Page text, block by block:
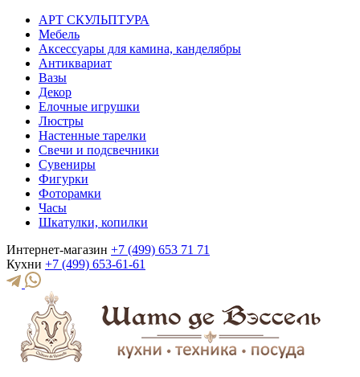
АРТ СКУЛЬПТУРА
Мебель
Аксессуары для камина, канделябры
Антиквариат
Вазы
Декор
Елочные игрушки
Люстры
Настенные тарелки
Свечи и подсвечники
Сувениры
Фигурки
Фоторамки
Часы
Шкатулки, копилки
Интернет-магазин +7 (499) 653 71 71
Кухни +7 (499) 653-61-61